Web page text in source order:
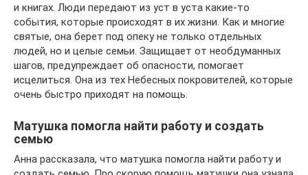
и книгах. Люди передают из уст в уста какие-то
события, которые происходят в их жизни. Как и многие
святые, она берет под опеку не только отдельных
людей, но и целые семьи. Защищает от необдуманных
шагов, предупреждает об опасности, помогает
исцелиться. Она из тех Небесных покровителей, которые
очень быстро приходят на помощь.
Матушка помогла найти работу и создать
семью
Анна рассказала, что матушка помогла найти работу и